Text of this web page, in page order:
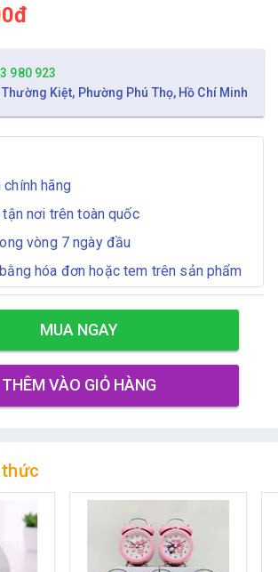
980 923
Kiệt, Phường Phú Thọ, Hồ Chí Minh
hãng
tận nơi trên toàn quốc
vòng 7 ngày đầu
hóa đơn hoặc tem trên sản phẩm
MUA NGAY
THÊM VÀO GIỎ HÀNG